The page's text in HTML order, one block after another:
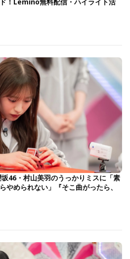
46・村山美羽のうっかりミスに「素
やめられない」『そこ曲がったら、